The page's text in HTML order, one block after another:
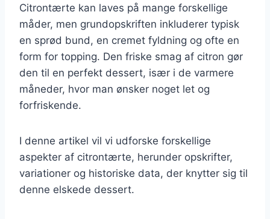
Citrontærte kan laves på mange forskellige
måder, men grundopskriften inkluderer typisk
en sprød bund, en cremet fyldning og ofte en
form for topping. Den friske smag af citron gør
den til en perfekt dessert, især i de varmere
måneder, hvor man ønsker noget let og
forfriskende.
I denne artikel vil vi udforske forskellige
aspekter af citrontærte, herunder opskrifter,
variationer og historiske data, der knytter sig til
denne elskede dessert.